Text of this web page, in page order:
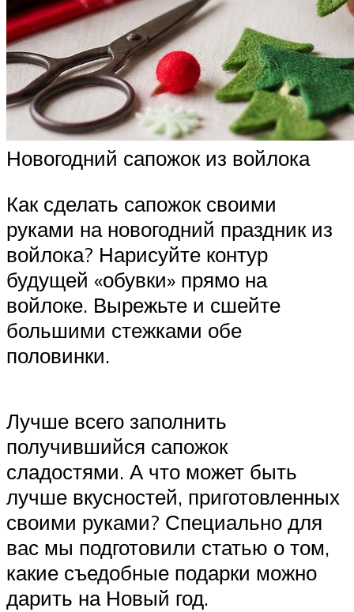
Новогодний сапожок из войлока
Как сделать сапожок своими
руками на новогодний праздник из
войлока? Нарисуйте контур
будущей «обувки» прямо на
войлоке. Вырежьте и сшейте
большими стежками обе
половинки.
Лучше всего заполнить
получившийся сапожок
сладостями. А что может быть
лучше вкусностей, приготовленных
своими руками? Специально для
вас мы подготовили статью о том,
какие съедобные подарки можно
дарить на Новый год.